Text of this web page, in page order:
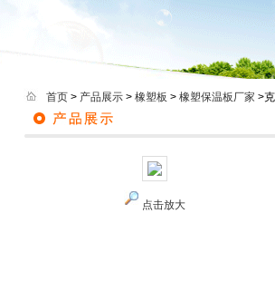
首页 > 产品展示 > 橡塑板 > 橡塑保温板厂家 >
点击放大